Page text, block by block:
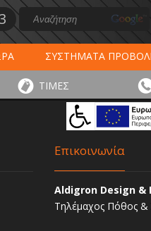
ΣΥΣΤΗΜΑΤΑ
2027
ΑΥΤΟΚΟΛΛΗΤΑ -
ΤΙΜΕΣ
Επικοινωνία
Aldigron Design &
Τηλέμαχος Πόθος &